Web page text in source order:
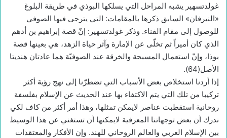
غولدتسهير يشبه المراحل التي يسلكها البوذي في طريقة البلوغ
«النيرفان» السابق ذكرها بالمقامات: التي يترجى فيها الصوفي
للوصول إلى مقام الفناء. وذكر غولدتسهير: إنّ قصة إبراهيم بن أدهم
الذي كان أميراً ثم تخلّى عن الإمارة وآثر حياة الزهد، هي بعينها قصة
بوذا، وإنّ استعمال المسبحة والخرقة عند الصوفيّة هما عادتان هنديتا
الأصل(64).
إذا أردنا استخلاص بعض الأسباب التي تضطرّنا إلى نهج رؤية أكثر
تركيبا من تلك التي يتم الاكتفاء بها عند الحديث عن الإسلام بفلسفة
روحانية استقطبت عناصر لايمكن تمثلها، وهذا أمر أكثر من كاف لكي
ندرك أن بعض توجهاتنا المعرفية لايمكنها أن تستغني عن هذا الوسيط
بين الإسلام العربي والعالم الروحاني للهند. وإن الأفكار والمعتقدات